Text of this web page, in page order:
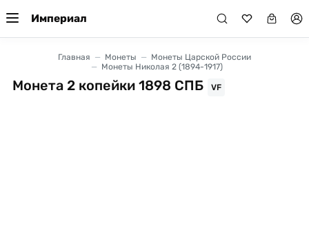
Империал
Главная Монеты
Монеты Царской России
Монеты Николая 2 (1894-1917)
Монета 2 копейки 1898 СПБ VF